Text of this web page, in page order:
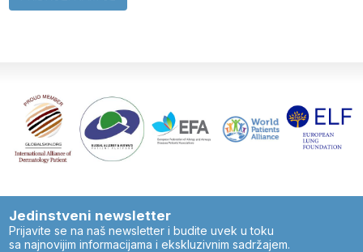
Jedinstveni newsletter
Prijavite se na naš newsletter i budite uvek u toku
sa najnovijim informacijama i ekskluzivnim sadržajem.